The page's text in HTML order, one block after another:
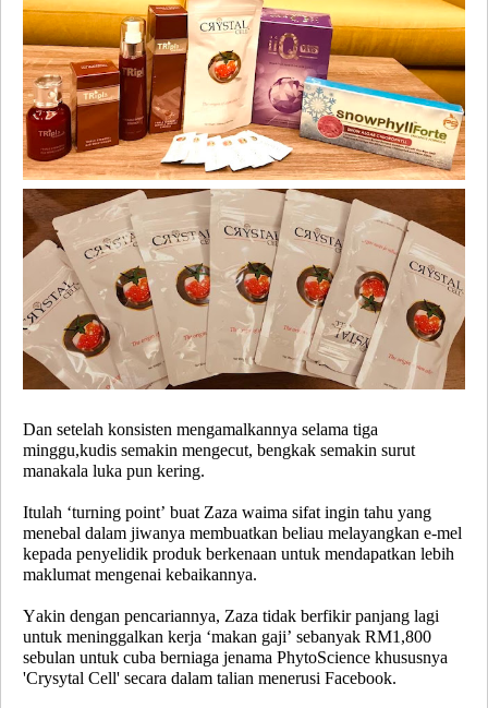
Dan setelah konsisten mengamalkannya selama tiga
minggu,kudis semakin mengecut, bengkak semakin surut
manakala luka pun kering.
Itulah ‘turning point’ buat Zaza waima sifat ingin tahu yang
menebal dalam jiwanya membuatkan beliau melayangkan e-mel
kepada penyelidik produk berkenaan untuk mendapatkan lebih
maklumat mengenai kebaikannya.
Yakin dengan pencariannya, Zaza tidak berfikir panjang lagi
untuk meninggalkan kerja ‘makan gaji’ sebanyak RM1,800
sebulan untuk cuba berniaga jenama PhytoScience khususnya
'Crysytal Cell' secara dalam talian menerusi Facebook.